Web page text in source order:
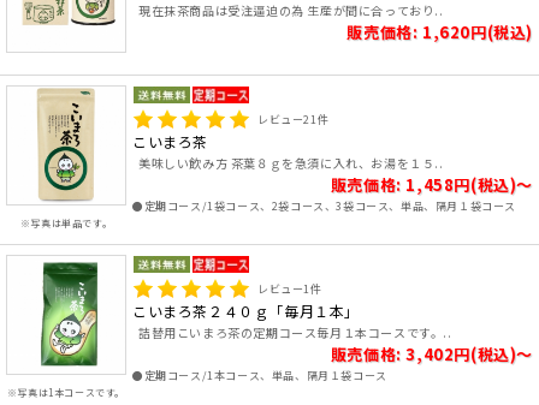
現在抹茶商品は受注逼迫の為 生産が間に合っており..
販売価格: 1,620円(税込)
※写真は単品です。
レビュー21件
こいまろ茶
美味しい飲み方 茶葉８ｇを急須に入れ、お湯を１５..
販売価格: 1,458円(税込)～
●定期コース/1袋コース、2袋コース、3袋コース、単品、隔月１袋コース
※写真は1本コースです。
レビュー1件
こいまろ茶２４０ｇ「毎月１本」
詰替用こいまろ茶の定期コース毎月１本コースです。..
販売価格: 3,402円(税込)～
●定期コース/1本コース、単品、隔月１袋コース